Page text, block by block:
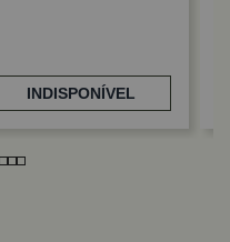
INDISPONÍVEL